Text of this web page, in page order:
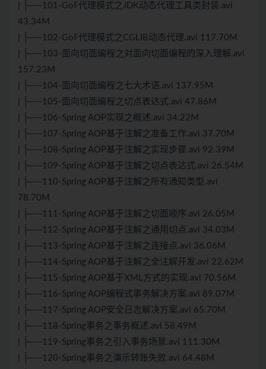
| ├──101-GoF代理模式之JDK动态代理工具类封装.avi
43.34M
| ├──102-GoF代理模式之CGLIB动态代理.avi 117.70M
| ├──103-面向切面编程之对面向切面编程的深入理解.avi
157.23M
| ├──104-面向切面编程之七大术语.avi 137.95M
| ├──105-面向切面编程之切点表达式.avi 47.86M
| ├──106-Spring AOP实现之概述.avi 34.22M
| ├──107-Spring AOP基于注解之准备工作.avi 37.70M
| ├──108-Spring AOP基于注解之实现步骤.avi 92.39M
| ├──109-Spring AOP基于注解之切点表达式.avi 26.54M
| ├──110-Spring AOP基于注解之所有通知类型.avi
78.70M
| ├──111-Spring AOP基于注解之切面顺序.avi 26.05M
| ├──112-Spring AOP基于注解之通用切点.avi 34.03M
| ├──113-Spring AOP基于注解之连接点.avi 36.06M
| ├──114-Spring AOP基于注解之全注解开发.avi 22.62M
| ├──115-Spring AOP基于XML方式的实现.avi 70.56M
| ├──116-Spring AOP编程式事务解决方案.avi 89.07M
| ├──117-Spring AOP安全日志解决方案.avi 65.70M
| ├──118-Spring事务之事务概述.avi 58.49M
| ├──119-Spring事务之引入事务场景.avi 111.30M
| ├──120-Spring事务之演示转账失败.avi 64.48M